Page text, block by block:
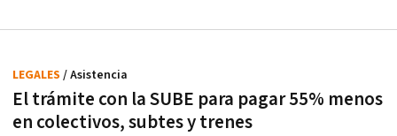
El trámite con la SUBE para pagar 55% menos
en colectivos, subtes y trenes
LEGALES / Asistencia